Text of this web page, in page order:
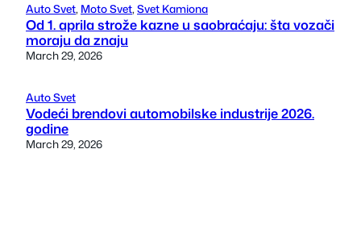
Auto Svet, Moto Svet, Svet Kamiona
Od 1. aprila strože kazne u saobraćaju: šta vozači
moraju da znaju
March 29, 2026
Auto Svet
Vodeći brendovi automobilske industrije 2026.
godine
March 29, 2026